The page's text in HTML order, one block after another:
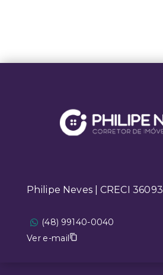
Philipe Neves | CRECI 36093
(48) 99140-0040
Ver e-mail